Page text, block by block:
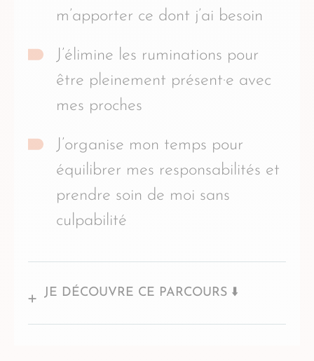
m’apporter ce dont j’ai besoin
J’élimine les ruminations pour
être pleinement présent·e avec
mes proches
J’organise mon temps pour
équilibrer mes responsabilités et
prendre soin de moi sans
culpabilité
JE DÉCOUVRE CE PARCOURS ⬇️